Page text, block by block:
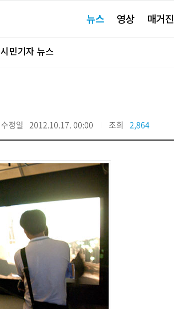
요뉴스 영상 매거진
시민기자 뉴스
수정일 2012.10.17. 00:00 조회 2,864